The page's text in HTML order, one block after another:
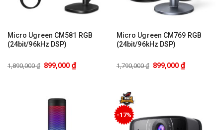
Micro Ugreen CM581 RGB
(24bit/96kHz DSP)
1,890,000₫ 899,000 ₫
Micro Ugreen CM769 RGB
(24bit/96kHz DSP)
1,790,000₫ 899,000 ₫
-17%